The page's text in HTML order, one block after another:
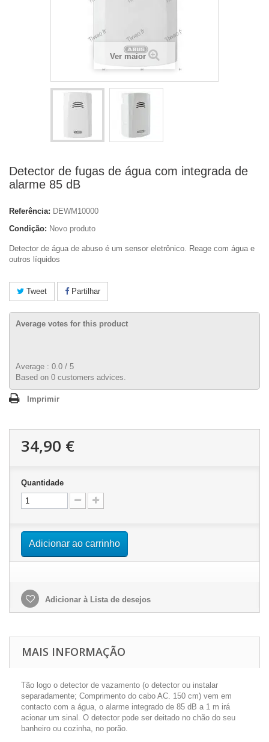
Ver maior
Detector de fugas de água com integrada de
alarme 85 dB
Referência: DEWM10000
Condição: Novo produto
Detector de água de abuso é um sensor eletrônico. Reage com água e
outros líquidos
Tweet Partilhar
Average votes for this product
Average : 0.0 / 5
Based on 0 customers advices.
Imprimir
34,90 €
Quantidade
Adicionar ao carrinho
Adicionar à Lista de desejos
MAIS INFORMAÇÃO
Tão logo o detector de vazamento (o detector ou instalar
separadamente; Comprimento do cabo AC. 150 cm) vem em
contacto com a água, o alarme integrado de 85 dB a 1 m irá
acionar um sinal. O detector pode ser deitado no chão do seu
banheiro ou cozinha, no porão.